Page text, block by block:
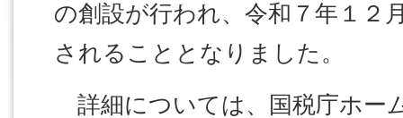
の創設が行われ、令和７年１２
されることとなりました。
詳細については、国税庁ホー